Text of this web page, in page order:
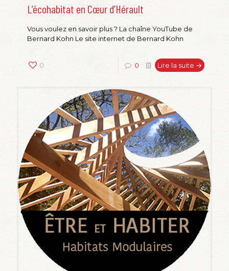
L’écohabitat en Cœur d’Hérault
Vous voulez en savoir plus ? La chaîne YouTube de
Bernard Kohn Le site internet de Bernard Kohn
0 0 Lire la suite →